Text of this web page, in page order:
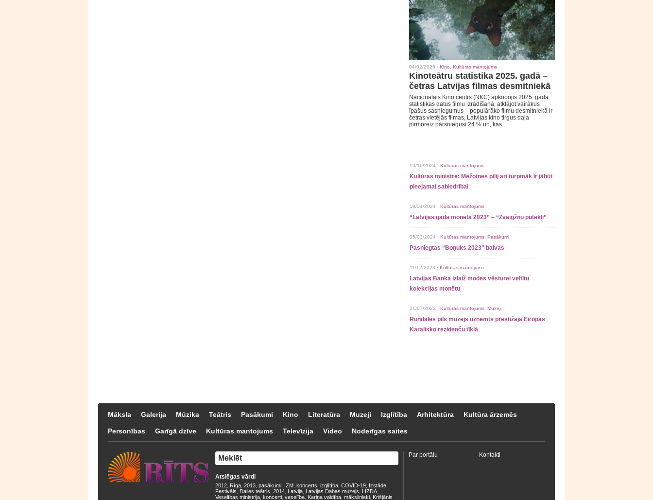
04/02/2026 · Kino Kultūras mantojums
Kinoteātru statistika 2025. gadā –
četras Latvijas filmas desmitniekā
Nacionālais Kino centrs (NKC) apkopojis 2025. gada
statistikas datus filmu izrādīšanā, atklājot vairākus
īpašus sasniegumus – populārāko filmu desmitniekā ir
četras vietējās filmas, Latvijas kino tirgus daļa
pirmoreiz pārsniegusi 24 % un, kas…
10/10/2024 · Kultūras mantojums
Kultūras ministre: Mežotnes pilij arī turpmāk ir jābūt
pieejamai sabiedrībai
19/04/2024 · Kultūras mantojums
“Latvijas gada monēta 2023” – “Zvaigžņu putekļi”
05/03/2024 · Kultūras mantojums Pasākumi
Pasniegtas “Boņuks 2023” balvas
11/12/2023 · Kultūras mantojums
Latvijas Banka izlaiž modes vēsturei veltītu
kolekcijas monētu
21/07/2023 · Kultūras mantojums Muzeji
Rundāles pils muzejs uzņemts prestižajā Eiropas
Karalisko rezidenču tīklā
Māksla Galerija Mūzika Teātris Pasākumi Kino Literatūra Muzeji Izglītība Arhitektūra Kultūra ārzemēs
Personības Garīgā dzīve Kultūras mantojums Televīzija Video Noderīgas saites
Atslēgas vārdi
2012 Rīga 2013 pasākumi IZM koncerts izglītība COVID-19 Izstāde
Festivāls Dailes teātris 2014 Latvija Latvijas Dabas muzejs LIZDA
Veselības ministrija koncerti veselība Kariņa valdība mākslinieki Krišjānis
Par portālu Kontakti